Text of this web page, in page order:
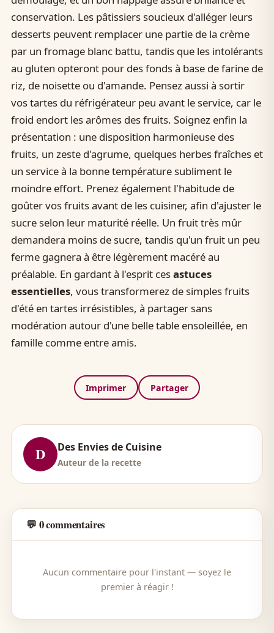
conservation. Les pâtissiers soucieux d'alléger leurs
desserts peuvent remplacer une partie de la crème
par un fromage blanc battu, tandis que les intolérants
au gluten opteront pour des fonds à base de farine de
riz, de noisette ou d'amande. Pensez aussi à sortir
vos tartes du réfrigérateur peu avant le service, car le
froid endort les arômes des fruits. Soignez enfin la
présentation : une disposition harmonieuse des
fruits, un zeste d'agrume, quelques herbes fraîches et
un service à la bonne température subliment le
moindre effort. Prenez également l'habitude de
goûter vos fruits avant de les cuisiner, afin d'ajuster le
sucre selon leur maturité réelle. Un fruit très mûr
demandera moins de sucre, tandis qu'un fruit un peu
ferme gagnera à être légèrement macéré au
préalable. En gardant à l'esprit cesastuces
essentielles, vous transformerez de simples fruits
d'été en tartes irrésistibles, à partager sans
modération autour d'une belle table ensoleillée, en
famille comme entre amis.
Imprimer Partager
D Des Envies de Cuisine
Auteur de la recette
💬 0 commentaires
Aucun commentaire pour l'instant — soyez le
premier à réagir !